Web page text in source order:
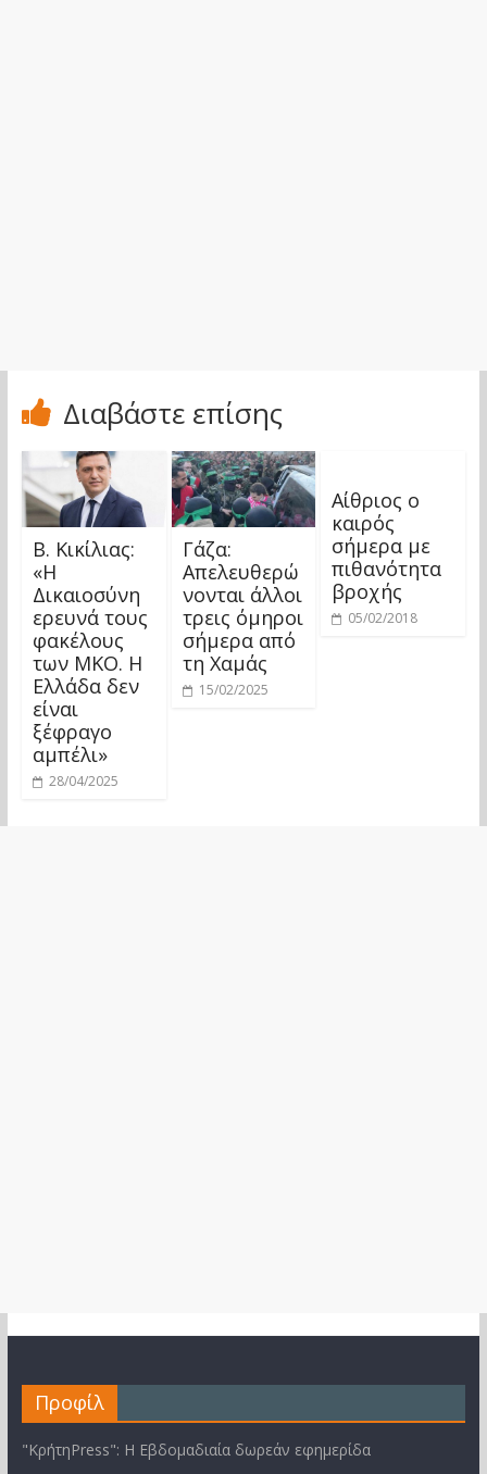
Διαβάστε επίσης
Β. Κικίλιας:
«Η
Δικαιοσύνη
ερευνά τους
φακέλους
των ΜΚΟ. Η
Ελλάδα δεν
είναι
ξέφραγο
αμπέλι»
28/04/2025
Γάζα:
Απελευθερώ
νονται άλλοι
τρεις όμηροι
σήμερα από
τη Χαμάς
15/02/2025
Αίθριος ο
καιρός
σήμερα με
πιθανότητα
βροχής
05/02/2018
Προφίλ
"ΚρήτηPress": Η Εβδομαδιαία δωρεάν εφημερίδα